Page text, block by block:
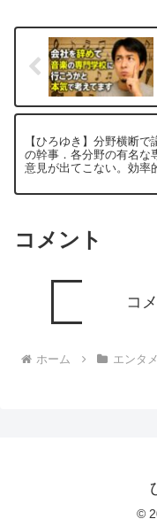
【ひろゆき】分野横断で
の幹事．各分野の有名な
意見が出てこない。効率
り抜き 20250519
コメント
コ
ホーム エンタ
©